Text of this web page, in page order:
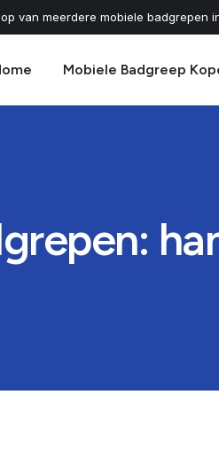
van meerdere mobiele badgrepen
Mobiele Badgreep